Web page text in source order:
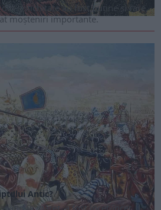
antichitate au fost puține și rare,
moșteniri importante.
Antic?
măreț, a fost încet-încet